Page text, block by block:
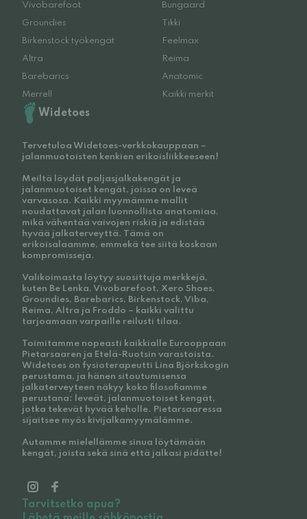
Vivobarefoot
Bungaard
Groundies
Tikki
Birkenstock työkengät
Feelmax
Altra
Reima
Barebarics
Anatomic
Merrell
Kaikki merkit
Widetoes
Tervetuloa Widetoes-verkkokauppaan –
jalanmuotoisten kenkien erikoisliikkeeseen!
Meiltä löydät paljasjalkakengät ja
jalanmuotoiset kengät, joissa on leveä
varvasosa. Kaikki myymämme mallit
noudattavat jalan luonnollista anatomiaa,
mikä vähentää vaivojen riskiä ja edistää
hyvää jalkaterveyttä. Tämä on
erikoisalaamme, emmekä tee siitä koskaan
kompromisseja.
Valikoimasta löytyy suosittuja merkkejä,
kuten Be Lenka, Vivobarefoot, Xero Shoes,
Groundies, Barebarics, Birkenstock, Viba,
Reima, Altra ja Froddo – kaikki valittu
tarjoamaan varpaille reilusti tilaa.
Toimitamme nopeasti kaikkialle Eurooppaan
Pietarsaaren ja Etelä-Ruotsin varastoista.
Widetoes on fysioterapeutti Lina Björkskogin
perustama, ja hänen sitoutumisensa
jalkaterveyteen näkyy koko filosofiamme
perustana: leveät, jalanmuotoiset kengät,
jotka tekevät hyvää keholle. Pietarsaaressa
sijaitsee myös kivijalkamyymälämme.
Autamme mielellämme sinua löytämään
kengät, joista sekä sinä että jalkasi pidätte!
Tarvitsetko apua?